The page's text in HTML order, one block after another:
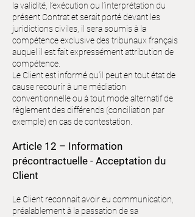
la validité, l’exécution ou l’interprétation du
présent Contrat et serait porté devant les
juridictions civiles, il sera soumis à la
compétence exclusive des tribunaux français
auquel il est fait expressément attribution de
compétence.
Le Client est informé qu’il peut en tout état de
cause recourir à une médiation
conventionnelle ou à tout mode alternatif de
règlement des différends (conciliation par
exemple) en cas de contestation.
Article 12 – Information
précontractuelle - Acceptation du
Client
Le Client reconnait avoir eu communication,
préalablement à la passation de sa